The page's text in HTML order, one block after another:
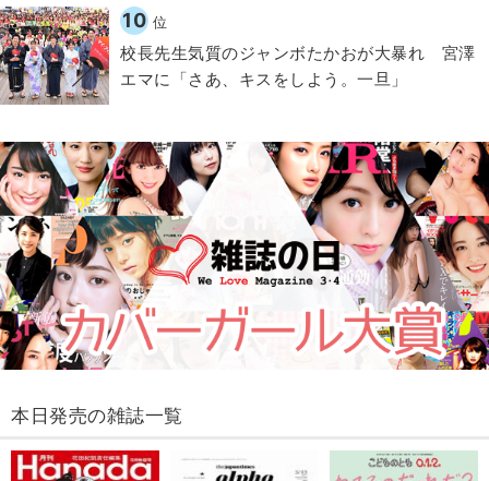
10 位
校長先生気質のジャンボたかおが大暴れ 宮澤
エマに「さあ、キスをしよう。一旦」
本日発売の雑誌一覧